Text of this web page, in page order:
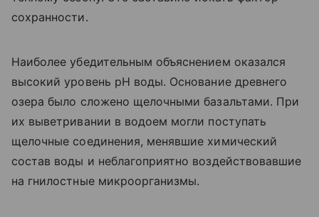
сохранности.
Наиболее убедительным объяснением оказался
высокий уровень pH воды. Основание древнего
озера было сложено щелочными базальтами. При
их выветривании в водоем могли поступать
щелочные соединения, менявшие химический
состав воды и неблагоприятно воздействовавшие
на гнилостные микроорганизмы.